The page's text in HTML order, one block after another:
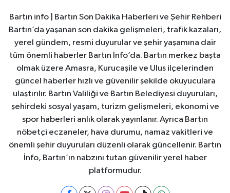
Bartın info | Bartın Son Dakika Haberleri ve Şehir Rehberi
Bartın’da yaşanan son dakika gelişmeleri, trafik kazaları,
yerel gündem, resmi duyurular ve şehir yaşamına dair
tüm önemli haberler Bartın İnfo’da. Bartın merkez başta
olmak üzere Amasra, Kurucaşile ve Ulus ilçelerinden
güncel haberler hızlı ve güvenilir şekilde okuyuculara
ulaştırılır. Bartın Valiliği ve Bartın Belediyesi duyuruları,
şehirdeki sosyal yaşam, turizm gelişmeleri, ekonomi ve
spor haberleri anlık olarak yayınlanır. Ayrıca Bartın
nöbetçi eczaneler, hava durumu, namaz vakitleri ve
önemli şehir duyuruları düzenli olarak güncellenir. Bartın
İnfo, Bartın’ın nabzını tutan güvenilir yerel haber
platformudur.